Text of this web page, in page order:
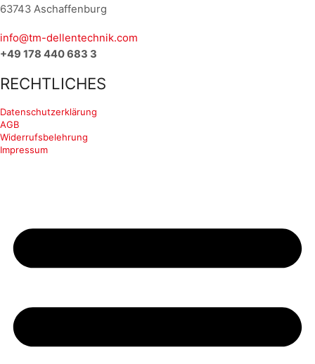
63743 Aschaffenburg
info@tm-dellentechnik.com
+49 178 440 683 3
RECHTLICHES
Datenschutzerklärung
AGB
Widerrufsbelehrung
Impressum